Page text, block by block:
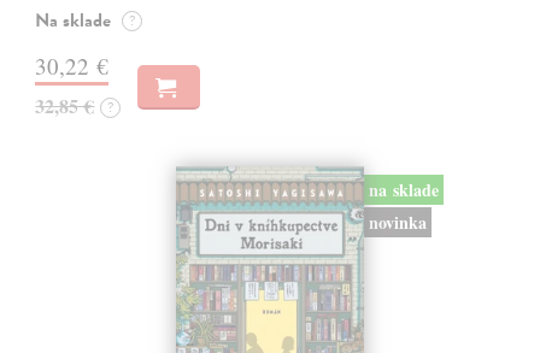
Na sklade ?
30,22 €
32,85 € ?
na sklade
novinka